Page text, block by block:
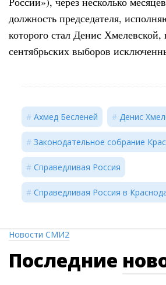
должность председателя,
которого стал Денис Хмелевской,
сентябрьских выборов
Ахмед Бесленей Денис
Законодательное собрание
Справедливая Россия
Справедливая Россия в
Новости СМИ2
Последние